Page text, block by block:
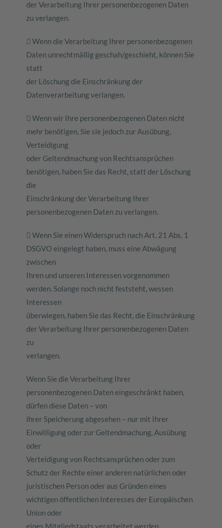
der Verarbeitung Ihrer personenbezogenen Daten
zu verlangen.
 Wenn die Verarbeitung Ihrer personenbezogenen
Daten unrechtmäßig geschah/geschieht, können Sie
statt
der Löschung die Einschränkung der
Datenverarbeitung verlangen.
 Wenn wir Ihre personenbezogenen Daten nicht
mehr benötigen, Sie sie jedoch zur Ausübung,
Verteidigung
oder Geltendmachung von Rechtsansprüchen
benötigen, haben Sie das Recht, statt der Löschung
die
Einschränkung der Verarbeitung Ihrer
personenbezogenen Daten zu verlangen.
 Wenn Sie einen Widerspruch nach Art. 21 Abs. 1
DSGVO eingelegt haben, muss eine Abwägung
zwischen
Ihren und unseren Interessen vorgenommen
werden. Solange noch nicht feststeht, wessen
Interessen
überwiegen, haben Sie das Recht, die Einschränkung
der Verarbeitung Ihrer personenbezogenen Daten
zu
verlangen.
Wenn Sie die Verarbeitung Ihrer
personenbezogenen Daten eingeschränkt haben,
dürfen diese Daten – von
ihrer Speicherung abgesehen – nur mit Ihrer
Einwilligung oder zur Geltendmachung, Ausübung
oder
Verteidigung von Rechtsansprüchen oder zum
Schutz der Rechte einer anderen natürlichen oder
juristischen Person oder aus Gründen eines
wichtigen öffentlichen Interesses der Europäischen
Union oder
eines Mitgliedstaats verarbeitet werden.